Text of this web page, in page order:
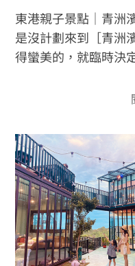
東港親子景點｜青洲
是沒計劃來到［青洲
得蠻美的，就臨時決